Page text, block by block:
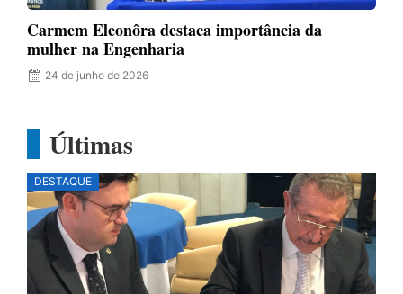
Carmem Eleonôra destaca importância da
mulher na Engenharia
24 de junho de 2026
Últimas
DESTAQUE